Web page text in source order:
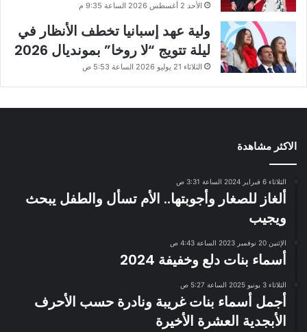
الأحد 2 أغسطس 2026 الساعة 9:35 م
ولية عهد إسبانيا تخطف الأنظار في
ليلة تتويج “لا روخا” بمونديال 2026
الثلاثاء 21 يوليو 2026 الساعة 5:53 ص
الاكثر مشاهدة
الثلاثاء 6 فبراير 2024 الساعة 3:31 ص
ألغاز للصغار وأجوبتها.. الأم تسأل والطفل يبحث
ويجيب
الإثنين 20 نوفمبر 2023 الساعة 4:43 ص
أسماء بنات دلع وخفيفة 2024
الثلاثاء 3 يونيو 2025 الساعة 5:27 ص
أجمل أسماء بنات غريبة ونادرة حسب الأحرف
الأبجدية العشرة الأخيرة